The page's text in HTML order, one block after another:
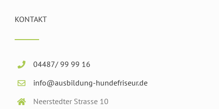
KONTAKT
04487/ 99 99 16
info@ausbildung-hundefriseur.de
Neerstedter Strasse 10